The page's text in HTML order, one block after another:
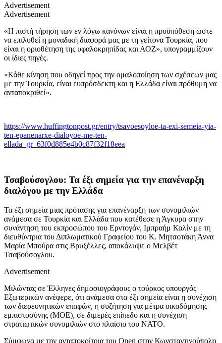
Advertisement
Advertisement
«Η πιστή τήρηση των εν λόγω κανόνων είναι η προϋπόθεση ώστε
να επιλυθεί η μοναδική διαφορά μας με τη γείτονα Τουρκία, που
είναι η οριοθέτηση της υφαλοκρηπίδας και ΑΟΖ», υπογραμμίζουν
οι ίδιες πηγές.
«Κάθε κίνηση που οδηγεί προς την ομαλοποίηση των σχέσεων μας
με την Τουρκία, είναι ευπρόσδεκτη και η Ελλάδα είναι πρόθυμη να
ανταποκριθεί».
https://www.huffingtonpost.gr/entry/tsavoesoyloe-ta-exi-semeia-yia-
ten-epanenarxe-dialoyoe-me-ten-
ellada_gr_63f0d885e4b0c87f32f18eea
Τσαβούσογλου: Τα έξι σημεία για την επανέναρξη
διαλόγου με την Ελλάδα
Τα έξι σημεία μιας πρότασης για επανέναρξη των συνομιλιών
ανάμεσα σε Τουρκία και Ελλάδα που κατέθεσε η Άγκυρα στην
συνάντηση του εκπροσώπου του Ερντογάν, Ιμπραήμ Καλίν με τη
διευθύντρια του Διπλωματικού Γραφείου του Κ. Μητσοτάκη Άννα
Μαρία Μπούρα στις Βρυξέλλες, αποκάλυψε ο Μελβέτ
Τσαβούσογλου.
Advertisement
Μιλώντας σε Έλληνες δημοσιογράφους ο τούρκος υπουργός
Εξωτερικών ανέφερε, ότι ανάμεσα στα έξι σημεία είναι η συνέχιση
των διερευνητικών επαφών, η συζήτηση για μέτρα οικοδόμησης
εμπιστοσύνης (ΜΟΕ), σε διμερές επίπεδο και η συνέχιση
στρατιωτικών συνομιλιών στο πλαίσιο του ΝΑΤΟ.
Σύμφωνα με την ανταποκρίτρια του Open στην Κωνσταντινούπολη